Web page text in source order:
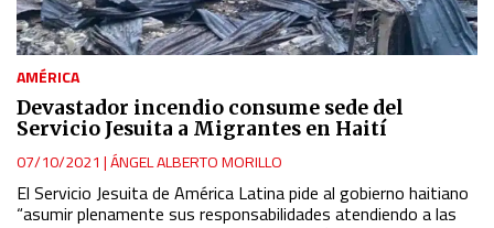
AMÉRICA
Devastador incendio consume sede del
Servicio Jesuita a Migrantes en Haití
07/10/2021 |ÁNGEL ALBERTO MORILLO
El Servicio Jesuita de América Latina pide al gobierno haitiano
“asumir plenamente sus responsabilidades atendiendo a las